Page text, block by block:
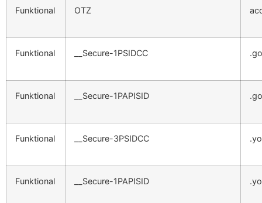
Funktional OTZ
Funktional __Secure-1PSIDCC
Funktional __Secure-1PAPISID
Funktional __Secure-3PSIDCC
Funktional __Secure-1PAPISID